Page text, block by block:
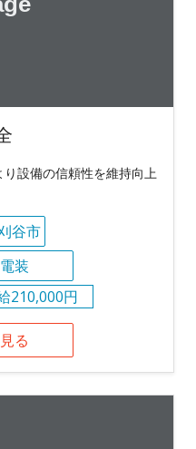
設備の信頼性を維持向上
谷市
装
210,000円
る